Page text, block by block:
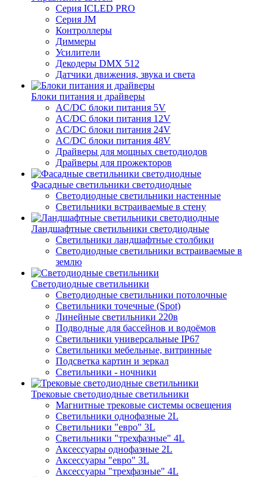
Серия ICLED PRO
Серия JM
Контроллеры
Диммеры
Усилители
Декодеры DMX 512
Датчики движения, звука и света
Блоки питания и драйверы
AC/DC блоки питания 5V
AC/DC блоки питания 12V
AC/DC блоки питания 24V
AC/DC блоки питания 48V
Драйверы для мощных светодиодов
Драйверы для прожекторов
Фасадные светильники светодиодные
Светодиодные светильники настенные
Светильники встраиваемые в стену
Ландшафтные светильники светодиодные
Светильники ландшафтные столбики
Светодиодные светильники встраиваемые в
землю
Светодиодные светильники
Светодиодные светильники потолочные
Светильники точечные (Spot)
Линейные светильники 220в
Подводные для бассейнов и водоёмов
Светильники универсальные IP67
Светильники мебельные, витринные
Подсветка картин и зеркал
Светильники - ночники
Трековые светодиодные светильники
Магнитные трековые системы освещения
Светильники однофазные 2L
Светильники "евро" 3L
Светильники "трехфазные" 4L
Аксессуары однофазные 2L
Аксессуары "евро" 3L
Аксессуары "трехфазные" 4L